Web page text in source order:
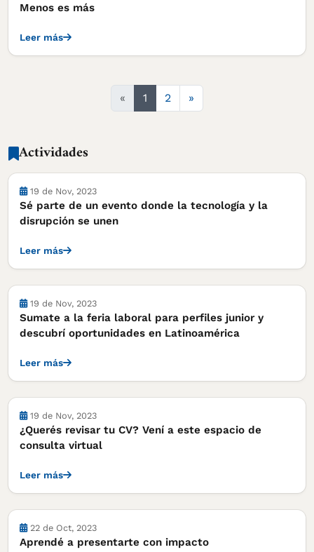
Menos es más
Leer más
« 1 2 »
Actividades
Actividades
19 de Nov, 2023
Sé parte de un evento donde la tecnología y la
disrupción se unen
Leer más
Actividades
19 de Nov, 2023
Sumate a la feria laboral para perfiles junior y
descubrí oportunidades en Latinoamérica
Leer más
Actividades
19 de Nov, 2023
¿Querés revisar tu CV? Vení a este espacio de
consulta virtual
Leer más
Actividades
22 de Oct, 2023
Aprendé a presentarte con impacto